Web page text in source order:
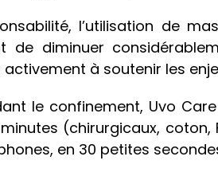
l’utilisation de
de diminuer
à soutenir les
le confinement, Uvo
(chirurgicaux, coton,
en 30 petites